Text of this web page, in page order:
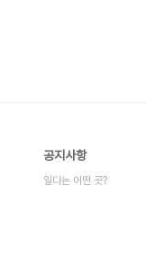
공지사항
일다는 어떤 곳?